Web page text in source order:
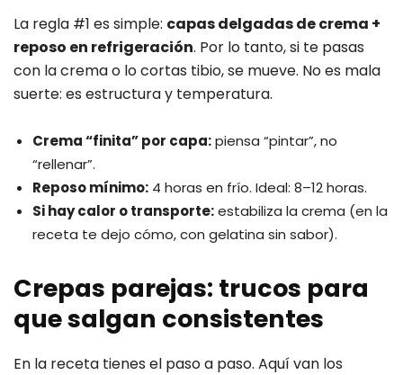
La regla #1 es simple: capas delgadas de crema +
reposo en refrigeración. Por lo tanto, si te pasas
con la crema o lo cortas tibio, se mueve. No es mala
suerte: es estructura y temperatura.
Crema “finita” por capa:piensa “pintar”, no
“rellenar”.
Reposo mínimo: 4 horas en frío. Ideal: 8–12 horas.
Si hay calor o transporte:estabiliza la crema (en la
receta te dejo cómo, con gelatina sin sabor).
Crepas parejas: trucos para
que salgan consistentes
En la receta tienes el paso a paso. Aquí van los